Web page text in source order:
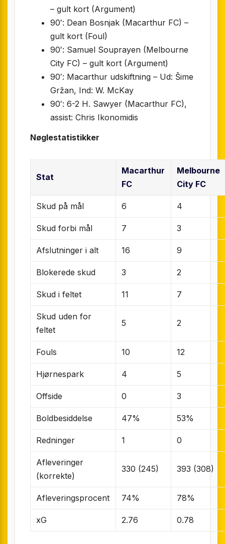
– gult kort (Argument)
90′: Dean Bosnjak (Macarthur FC) –
gult kort (Foul)
90′: Samuel Souprayen (Melbourne
City FC) – gult kort (Argument)
90′: Macarthur udskiftning – Ud: Šime
Gržan, Ind: W. McKay
90′: 6-2 H. Sawyer (Macarthur FC),
assist: Chris Ikonomidis
Nøglestatistikker
Stat
Macarthur
FC
Melbourne
City FC
Skud på mål 6 4
Skud forbi mål 7 3
Afslutninger i alt 16 9
Blokerede skud 3 2
Skud i feltet 11 7
Skud uden for
feltet
5 2
Fouls 10 12
Hjørnespark 4 5
Offside 0 3
Boldbesiddelse 47% 53%
Redninger 1 0
Afleveringer
(korrekte)
330 (245) 393 (308)
Afleveringsprocent 74% 78%
xG 2.76 0.78